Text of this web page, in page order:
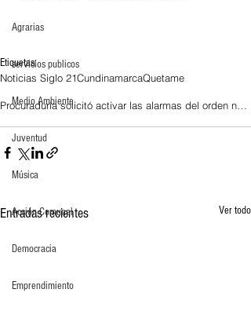
Agrarias
servicios publicos
Medio Ambiente
Juventud
Música
Acción Comunal
Democracia
Emprendimiento
Etiquetas:
Noticias Siglo 21CundinamarcaQuetame
Procuraduría solicitó activar las alarmas del orden nacional como respuesta a calamidad declarada en
Entradas recientes Ver todo